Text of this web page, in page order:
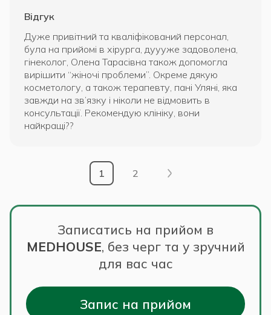
Відгук
Дуже привітний та кваліфікований персонал,
була на прийомі в хірурга, дуууже задоволена,
гінеколог, Олена Тарасівна також допомогла
вирішити “жіночі проблеми”. Окреме дякую
косметологу, а також терапевту, пані Уляні, яка
завжди на зв’язку і ніколи не відмовить в
консультації. Рекомендую клініку, вони
найкращі??
1 2
Записатись на прийом в
MEDHOUSE, без черг та у зручний
для вас час
Запис на прийом